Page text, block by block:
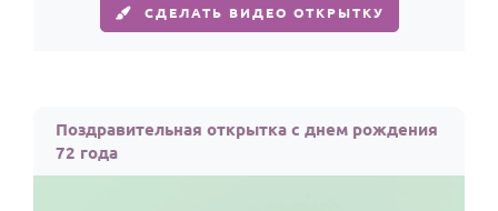
СДЕЛАТЬ ВИДЕО ОТКРЫТКУ
Поздравительная открытка с днем рождения
72 года